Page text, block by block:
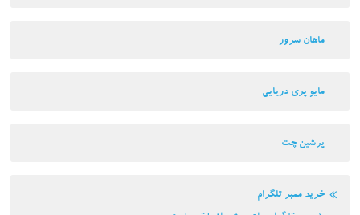
ماهان سرور
مایو پری دریایی
پرشین چت
خرید ممبر تلگرام